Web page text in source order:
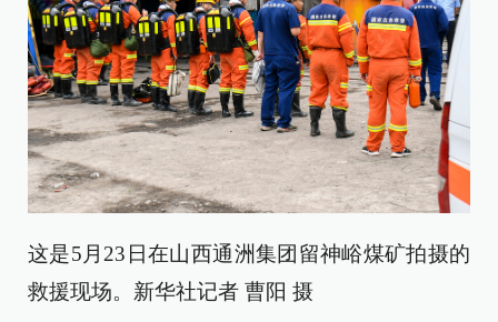
这是5月23日在山西通洲集团留神峪煤矿拍摄的
救援现场。新华社记者 曹阳 摄